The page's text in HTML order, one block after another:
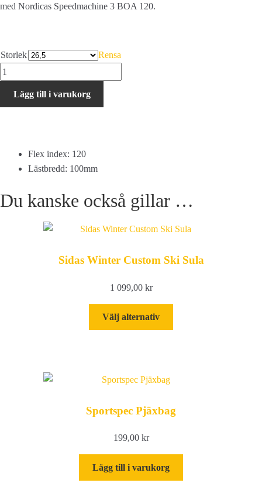
med Nordicas Speedmachine 3 BOA 120.
Storlek
Rensa
Nordica
SPEEDMACHINE
mängd
Lägg till i varukorg
Flex index: 120
Lästbredd: 100mm
Du kanske också gillar …
Sidas Winter Custom Ski Sula
1 099,00 kr
Välj alternativ
olika
väljas
Sportspec Pjäxbag
199,00 kr
Lägg till i varukorg